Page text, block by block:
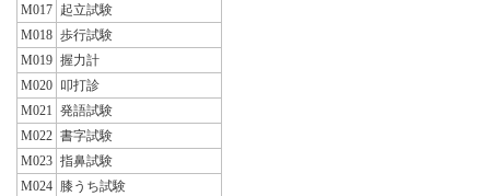
M017 起立試験
M018 歩行試験
M019 握力計
M020 叩打診
M021
発語試験
M022 書字試験
M023 指鼻試験
M024 膝うち試験